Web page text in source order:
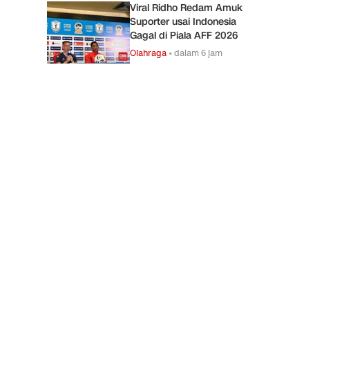
Viral Ridho Redam Amuk
Suporter usai Indonesia
Gagal di Piala AFF 2026
Olahraga •dalam 6 jam